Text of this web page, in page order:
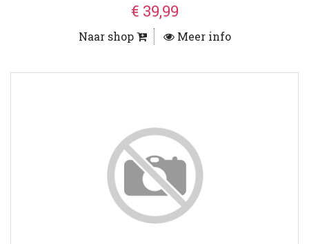
€ 39,99
Naar shop Meer info